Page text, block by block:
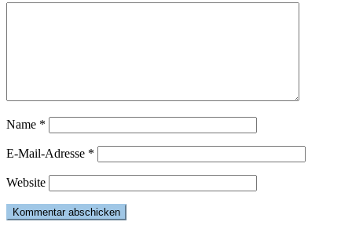
Name *
E-Mail-Adresse *
Website